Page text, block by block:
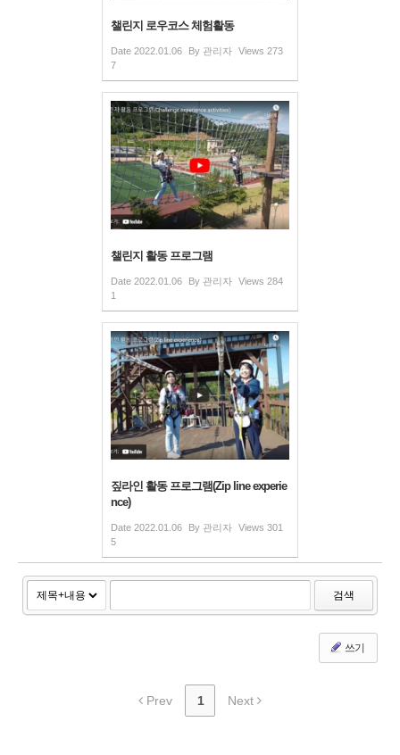
챌린지 로우코스 체험활동
Date 2022.01.06 By 관리자 Views 273
7
챌린지 활동 프로그램
Date 2022.01.06 By 관리자 Views 284
1
짚라인 활동 프로그램(Zip line experie
nce)
Date 2022.01.06 By 관리자 Views 301
5
검색
쓰기
Prev 1 Next